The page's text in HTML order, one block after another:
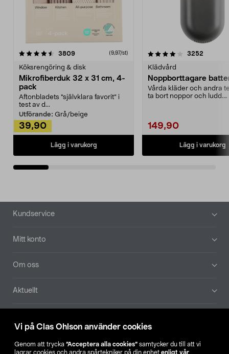
Vi på Clas Ohlson använder cookies
Genom att trycka ”Acceptera alla cookies” samtycker du till att vi
lagrar cookies och andra spårtekniker på din enhet enligt vår
3809recensioner (9,97/st)
Köksrengöring & disk
Mikrofiberduk 32 x 31 cm, 4-
pack
Aftonbladets "självklara favorit” i
test av d...
Utförande: Grå/beige
39,90
Lägg i varukorg
4.0av 5 stjärnor 3252
Klädvård
Noppborttagare
Vårda kläder och andra
ta bort noppor och ludd.
149,90
Lägg i varukorg
4.5av 5 stjärnor
Sidfot
Kundservice
Mitt konto
Om oss
Aktuellt
Hitta butik